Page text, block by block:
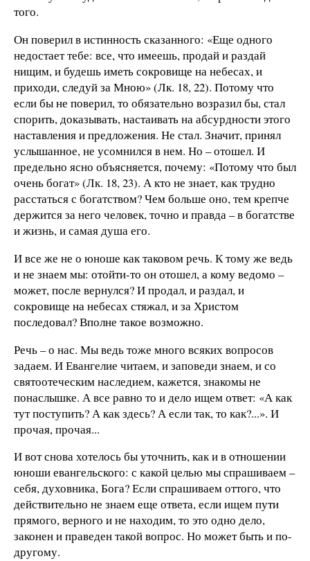
того.
Он поверил в истинность сказанного: «Еще одного
недостает тебе: все, что имеешь, продай и раздай
нищим, и будешь иметь сокровище на небесах, и
приходи, следуй за Мною» (Лк. 18, 22). Потому что
если бы не поверил, то обязательно возразил бы, стал
спорить, доказывать, настаивать на абсурдности этого
наставления и предложения. Не стал. Значит, принял
услышанное, не усомнился в нем. Но – отошел. И
предельно ясно объясняется, почему: «Потому что был
очень богат» (Лк. 18, 23). А кто не знает, как трудно
расстаться с богатством? Чем больше оно, тем крепче
держится за него человек, точно и правда – в богатстве
и жизнь, и самая душа его.
И все же не о юноше как таковом речь. К тому же ведь
и не знаем мы: отойти-то он отошел, а кому ведомо –
может, после вернулся? И продал, и раздал, и
сокровище на небесах стяжал, и за Христом
последовал? Вполне такое возможно.
Речь – о нас. Мы ведь тоже много всяких вопросов
задаем. И Евангелие читаем, и заповеди знаем, и со
святоотеческим наследием, кажется, знакомы не
понаслышке. А все равно то и дело ищем ответ: «А как
тут поступить? А как здесь? А если так, то как?...». И
прочая, прочая...
И вот снова хотелось бы уточнить, как и в отношении
юноши евангельского: с какой целью мы спрашиваем –
себя, духовника, Бога? Если спрашиваем оттого, что
действительно не знаем еще ответа, если ищем пути
прямого, верного и не находим, то это одно дело,
законен и праведен такой вопрос. Но может быть и по-
другому.